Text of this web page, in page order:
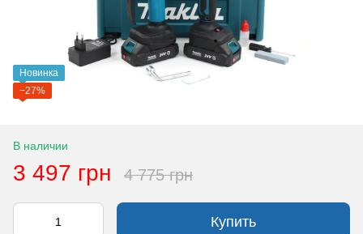
Новинка
−27%
В наличии
3 497 грн 4 775 грн
Купить